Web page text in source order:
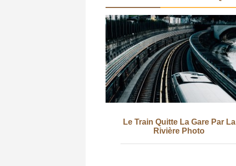
Le Train Quitte La Gare Par La
Rivière Photo